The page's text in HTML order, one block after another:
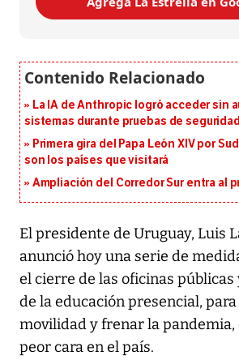
La IA de Anthropic logró acceder sin
sistemas durante pruebas de seguridad
Primera gira del Papa León XIV por
son los países que visitará
Ampliación del Corredor Sur entra al
El presidente de Uruguay, Luis
anunció hoy una serie de
el cierre de las oficinas públicas
de la educación presencial,
movilidad y frenar la pandemia,
peor cara en el país.